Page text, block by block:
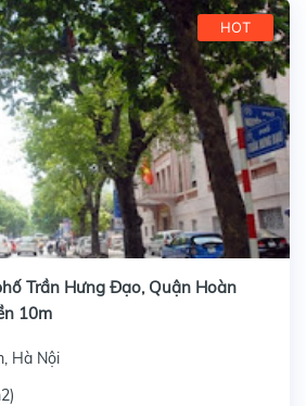
HOT
Trần Hưng Đạo, Quận Hoàn
10m
Hà Nội